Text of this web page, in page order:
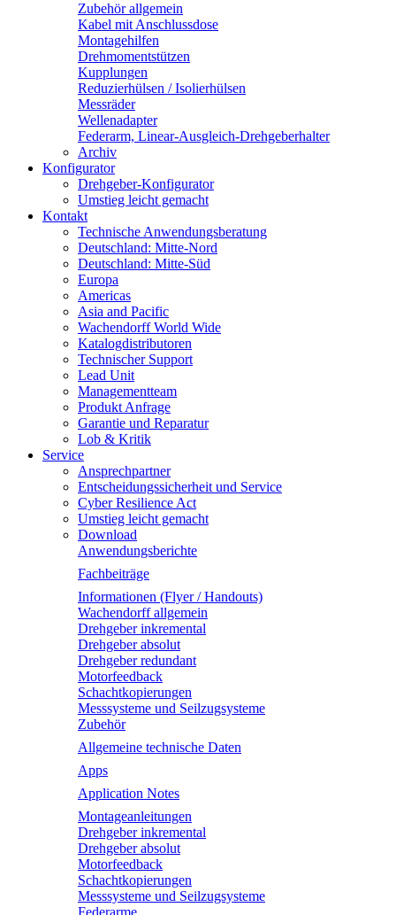
Zubehör allgemein
Kabel mit Anschlussdose
Montagehilfen
Drehmomentstützen
Kupplungen
Reduzierhülsen / Isolierhülsen
Messräder
Wellenadapter
Federarm, Linear-Ausgleich-Drehgeberhalter
Archiv
Konfigurator
Drehgeber-Konfigurator
Umstieg leicht gemacht
Kontakt
Technische Anwendungsberatung
Deutschland: Mitte-Nord
Deutschland: Mitte-Süd
Europa
Americas
Asia and Pacific
Wachendorff World Wide
Katalogdistributoren
Technischer Support
Lead Unit
Managementteam
Produkt Anfrage
Garantie und Reparatur
Lob & Kritik
Service
Ansprechpartner
Entscheidungssicherheit und Service
Cyber Resilience Act
Umstieg leicht gemacht
Download
Anwendungsberichte
Fachbeiträge
Informationen (Flyer / Handouts)
Wachendorff allgemein
Drehgeber inkremental
Drehgeber absolut
Drehgeber redundant
Motorfeedback
Schachtkopierungen
Messsysteme und Seilzugsysteme
Zubehör
Allgemeine technische Daten
Apps
Application Notes
Montageanleitungen
Drehgeber inkremental
Drehgeber absolut
Motorfeedback
Schachtkopierungen
Messsysteme und Seilzugsysteme
Federarme